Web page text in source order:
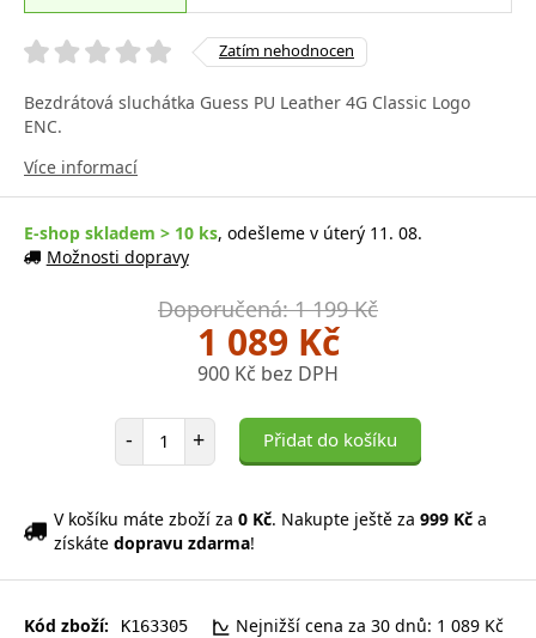
Zatím nehodnocen
Bezdrátová sluchátka Guess PU Leather 4G Classic Logo
ENC.
Více informací
E-shop skladem > 10 ks, odešleme v úterý 11. 08.
Možnosti dopravy
Doporučená: 1 199 Kč
1 089 Kč
900 Kč bez DPH
- Počet položek
+ Přidat do košíku
V košíku máte zboží za 0 Kč. Nakupte ještě za 999 Kč a
získáte dopravu zdarma!
Kód zboží: K163305
Nejnižší cena za 30 dnů: 1 089 Kč